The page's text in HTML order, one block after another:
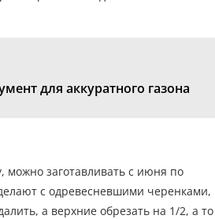
для аккуратного газона
можно заготавливать с июня по
с одревесневшими черенками,
а верхние обрезать на 1/2, а то